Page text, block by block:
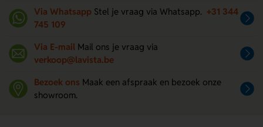
Via Whatsapp Stel je vraag via Whatsapp. +31 344
745 109
Via E-mail Mail ons je vraag via
verkoop@lavista.be
Bezoek ons Maak een afspraak en bezoek onze
showroom.